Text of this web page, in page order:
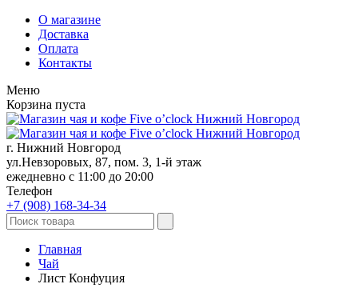
О магазине
Доставка
Оплата
Контакты
Меню
Корзина пуста
г. Нижний Новгород
ул.Невзоровых, 87, пом. 3, 1-й этаж
ежедневно с 11:00 до 20:00
Телефон
+7 (908) 168-34-34
Главная
Чай
Лист Конфуция